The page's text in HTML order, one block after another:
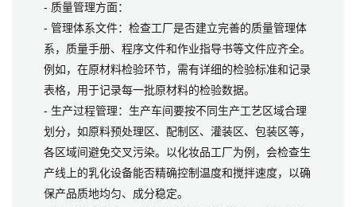
- 质量管理方面：
- 管理体系文件：检查工厂是否建立完善的质量管理体
系，质量手册、程序文件和作业指导书等文件应齐全。
例如，在原材料检验环节，需有详细的检验标准和记录
表格，用于记录每一批原材料的检验数据。
- 生产过程管理：生产车间要按不同生产工艺区域合理
划分，如原料预处理区、配制区、灌装区、包装区等，
各区域间避免交叉污染。以化妆品工厂为例，会检查生
产线上的乳化设备能否精确控制温度和搅拌速度，以确
保产品质地均匀、成分稳定。